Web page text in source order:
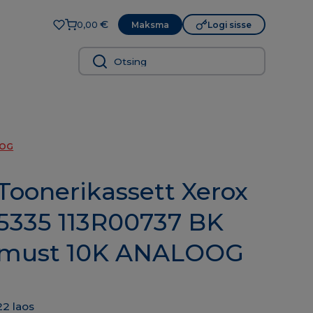
0,00€ Maksma Logi sisse
Xerox
113R00737 BK
10K ANALOOG
laos